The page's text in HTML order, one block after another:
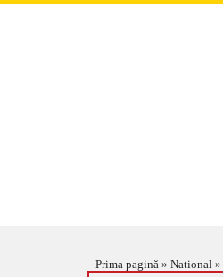
Prima pagină » National »